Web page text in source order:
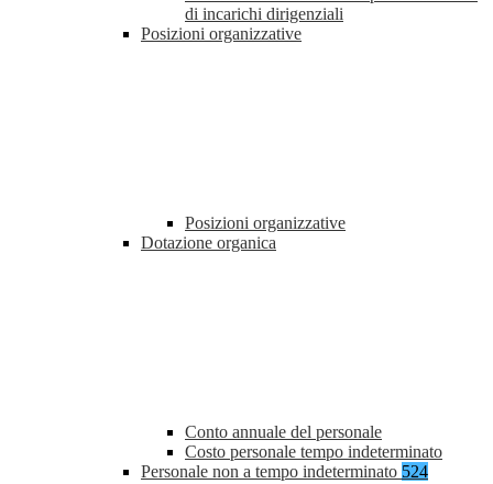
di incarichi dirigenziali
Posizioni organizzative
Posizioni organizzative
Dotazione organica
Conto annuale del personale
Costo personale tempo indeterminato
Personale non a tempo indeterminato 524